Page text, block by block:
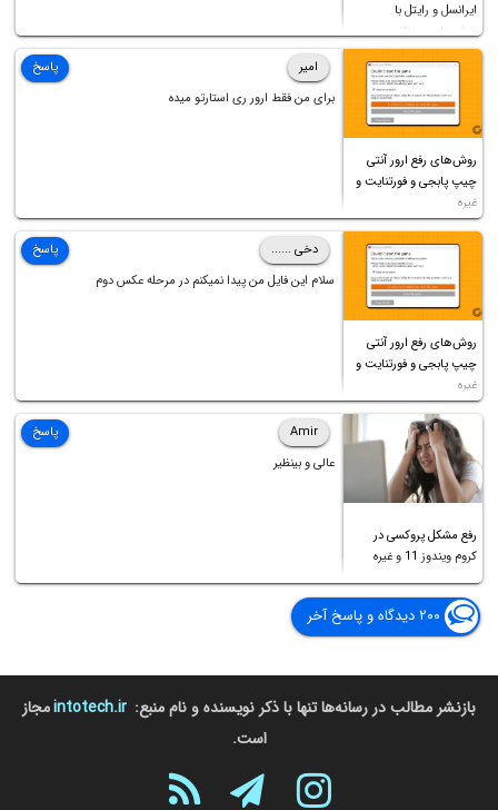
ایرانسل و رایتل با
روش‌های مختلف
روش‌های رفع ارور آنتی
چیپ پابجی و فورتنایت و
غیره
امیر
برای من فقط ارور ری استارتو میده
پاسخ
روش‌های رفع ارور آنتی
چیپ پابجی و فورتنایت و
غیره
دخی ......
سلام این فایل من پیدا نمیکنم در مرحله عکس دوم
پاسخ
رفع مشکل پروکسی در
کروم ویندوز 11 و غیره
Amir
عالی و بینظیر
پاسخ
۲۰۰ دیدگاه و پاسخ آخر
بازنشر مطالب در رسانه‌ها تنها با ذکر نویسنده و نام منبع: intotech.irمجاز
است.